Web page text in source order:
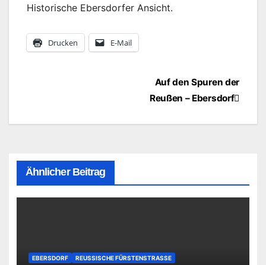
Historische Ebersdorfer Ansicht.
Drucken E-Mail
BeitragsnavigationAuf den Spuren der
Reußen – Ebersdorf
Ähnlicher Beitrag
EBERSDORF REUSSISCHE FÜRSTENSTRASSE